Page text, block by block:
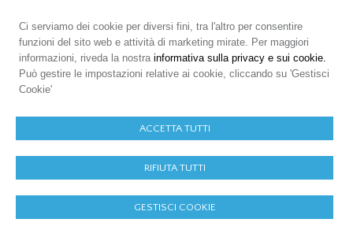
Ci serviamo dei cookie per diversi fini, tra l'altro per consentire
funzioni del sito web e attività di marketing mirate. Per maggiori
informazioni, riveda la nostrainformativa sulla privacy e sui cookie.
Può gestire le impostazioni relative ai cookie, cliccando su 'Gestisci
Cookie'
ACCETTA TUTTI
RIFIUTA TUTTI
GESTISCI COOKIE